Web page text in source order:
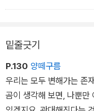
만, 인생에 유일한 답만
답을 제시하는 것이 아니
니다.
밑줄긋기
P.130 양떼구름
우리는 모두 변해가는 존
곰이 생각해 보면, 나뿐만